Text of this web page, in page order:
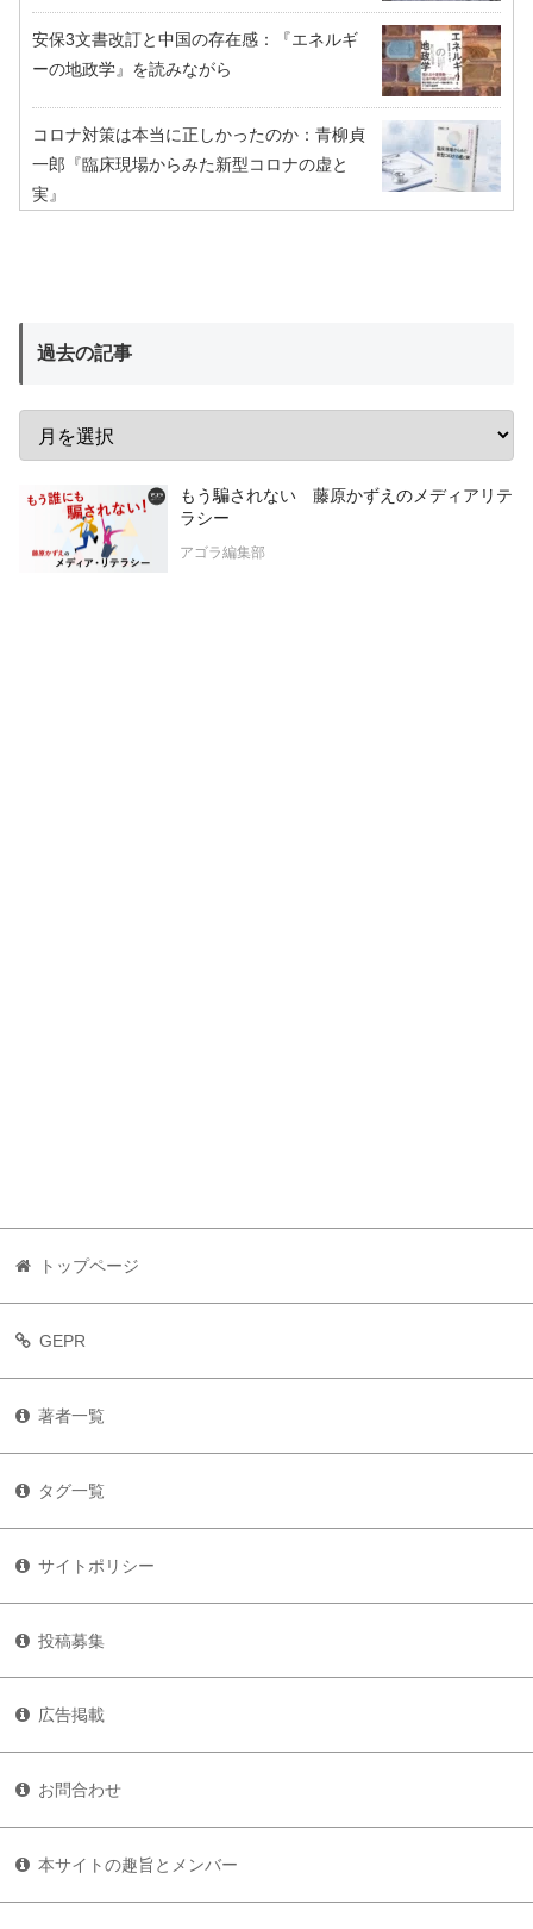
安保3文書改訂と中国の存在感：『エネルギ
ーの地政学』を読みながら
コロナ対策は本当に正しかったのか：青柳貞
一郎『臨床現場からみた新型コロナの虚と
実』
過去の記事
もう騙されない 藤原かずえのメディアリテ
ラシー
アゴラ編集部
トップページ
GEPR
著者一覧
タグ一覧
サイトポリシー
投稿募集
広告掲載
お問合わせ
本サイトの趣旨とメンバー